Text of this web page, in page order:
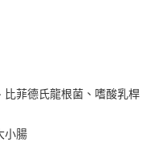
兆豐國際商業銀行
華泰商業銀行
遠東國際商業銀行
台北富邦商業銀行
台中商業銀行
比菲德氏龍根菌、嗜酸乳桿
小腸